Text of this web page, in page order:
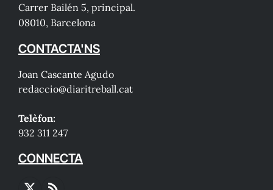
Carrer Bailén 5, principal.
08010, Barcelona
CONTACTA'NS
Joan Cascante Agudo
redaccio@diaritreball.cat
Telèfon:
932 311 247
CONNECTA